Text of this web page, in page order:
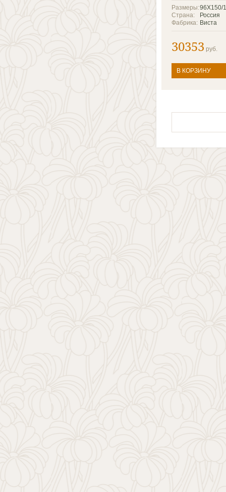
96X150/
Размеры:
Россия
Страна:
Виста
Фабрика:
30353 руб.
В КОРЗИНУ